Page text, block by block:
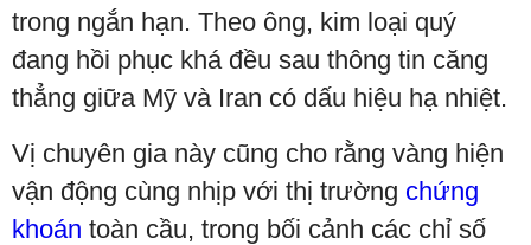
trong ngắn hạn. Theo ông, kim loại quý
đang hồi phục khá đều sau thông tin căng
thẳng giữa Mỹ và Iran có dấu hiệu hạ nhiệt.
Vị chuyên gia này cũng cho rằng vàng hiện
vận động cùng nhịp với thị trường chứng
khoán toàn cầu, trong bối cảnh các chỉ số